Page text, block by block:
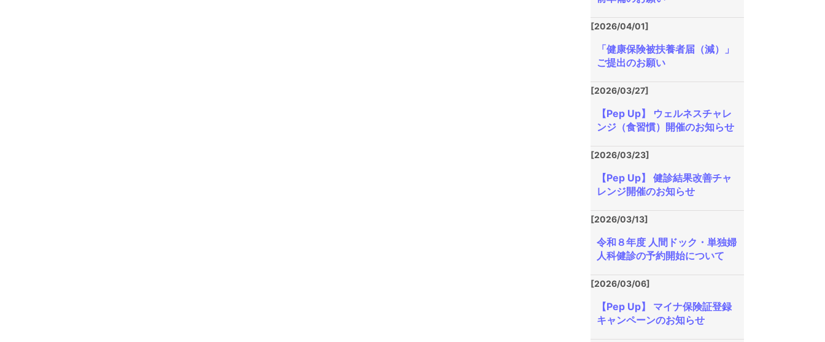
[2026/04/01]
「健康保険被扶養者届（減）」
ご提出のお願い
[2026/03/27]
【Pep Up】 ウェルネスチャレ
ンジ（食習慣）開催のお知らせ
[2026/03/23]
【Pep Up】 健診結果改善チャ
レンジ開催のお知らせ
[2026/03/13]
令和８年度 人間ドック・単独婦
人科健診の予約開始について
[2026/03/06]
【Pep Up】 マイナ保険証登録
キャンペーンのお知らせ